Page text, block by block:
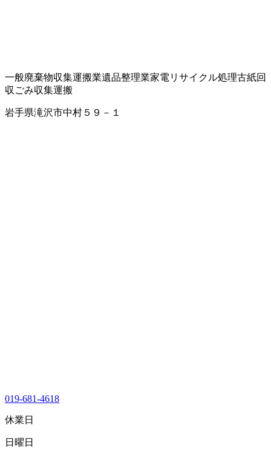
一般廃棄物収集運搬業遺品整理業家電リサイクル処理古紙回
収 ごみ収集運搬
岩手県滝沢市中村５９－１
019-681-4618
休業日
日曜日